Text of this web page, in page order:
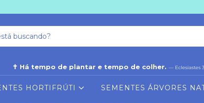
✝ Há tempo de plantar e tempo de colher. — Eclesiastes
HORTIFRÚTI SEMENTES ÁRVORES